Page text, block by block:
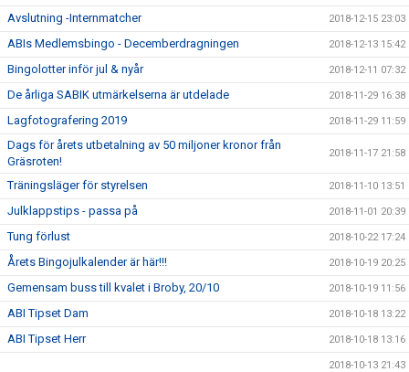
Avslutning -Internmatcher 2018-12-15 23:03
ABIs Medlemsbingo - Decemberdragningen 2018-12-13 15:42
Bingolotter inför jul & nyår 2018-12-11 07:32
De årliga SABIK utmärkelserna är utdelade 2018-11-29 16:38
Lagfotografering 2019 2018-11-29 11:59
Dags för årets utbetalning av 50 miljoner kronor från
Gräsroten!
2018-11-17 21:58
Träningsläger för styrelsen 2018-11-10 13:51
Julklappstips - passa på 2018-11-01 20:39
Tung förlust 2018-10-22 17:24
Årets Bingojulkalender är här!!! 2018-10-19 20:25
Gemensam buss till kvalet i Broby, 20/10 2018-10-19 11:56
ABI Tipset Dam 2018-10-18 13:22
ABI Tipset Herr 2018-10-18 13:16
2018-10-13 21:43